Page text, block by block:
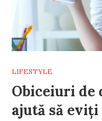
LIFESTYLE
Obiceiuri de
ajută să